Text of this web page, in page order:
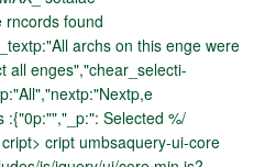
rncords found
archs on this enge were
all enges","chear_selecti-
:{"0p:"","_p:": Selected %/
cript umbsaquery-ui-core